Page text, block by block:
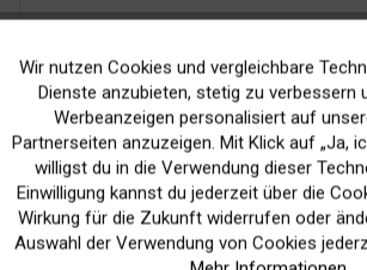
Kein Verlust der
Druckergarantie
Funktionale
Marketing
Tracking
Wir nutzen Cookies und vergleichbare
Dienste anzubieten, stetig zu verbessern
Werbeanzeigen personalisiert auf
Partnerseiten anzuzeigen. Mit Klick auf „Ja,
willigst du in die Verwendung dieser
Einwilligung kannst du jederzeit über die
Wirkung für die Zukunft widerrufen oder
Auswahl der Verwendung von Cookies